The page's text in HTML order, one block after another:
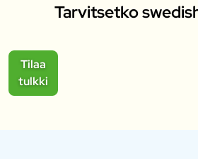
Tarvitsetko
Tilaa
tulkki